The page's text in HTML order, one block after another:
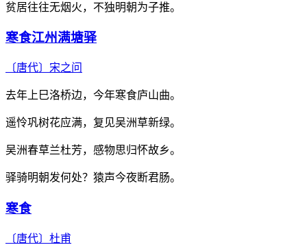
贫居往往无烟火，不独明朝为子推。
寒食江州满塘驿
〔唐代〕 宋之问
去年上巳洛桥边，今年寒食庐山曲。
遥怜巩树花应满，复见吴洲草新绿。
吴洲春草兰杜芳，感物思归怀故乡。
驿骑明朝发何处？猿声今夜断君肠。
寒食
〔唐代〕 杜甫